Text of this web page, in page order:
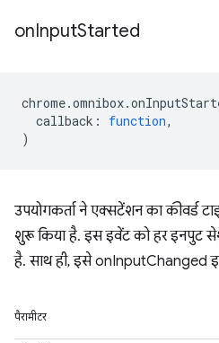
onInputStarted
chrome.omnibox.
callback : function,
)
उपयोगकर्ता ने एक्सटेंशन का कीवर्ड
शुरू किया है. इस इवेंट को हर इनपुट
है. साथ ही, इसे onInputChanged
पैरामीटर